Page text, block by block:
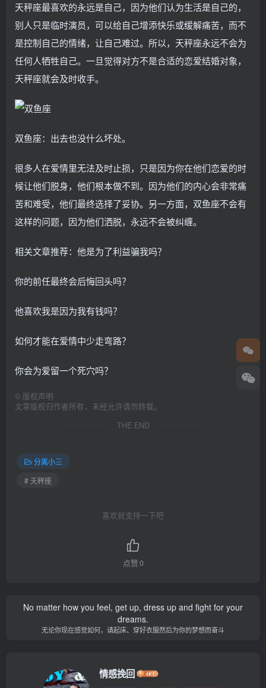
天秤座最喜欢的永远是自己，因为他们认为生活是自己的，
别人只是临时演员，可以给自己增添快乐或缓解痛苦，而不
是控制自己的情绪，让自己难过。所以，天秤座永远不会为
任何人牺牲自己。一旦觉得对方不是合适的恋爱结婚对象，
天秤座就会及时收手。
双鱼座：出去也没什么坏处。
很多人在爱情里无法及时止损，只是因为你在他们恋爱的时
候让他们脱身，他们根本做不到。因为他们的内心会非常痛
苦和难受，他们最终选择了妥协。另一方面，双鱼座不会有
这样的问题，因为他们洒脱，永远不会被纠缠。
相关文章推荐：他是为了利益骗我吗？
你的前任最终会后悔回头吗？
他喜欢我是因为我有钱吗？
如何才能在爱情中少走弯路？
你会为爱留一个死穴吗？
© 版权声明
文章版权归作者所有，未经允许请勿转载。
THE END
分离小三
# 天秤座
喜欢就支持一下吧
点赞0
No matter how you feel, get up, dress up and fight for your
dreams.
无论你现在感觉如何，请起床、穿好衣服然后为你的梦想而奋斗
情感挽回